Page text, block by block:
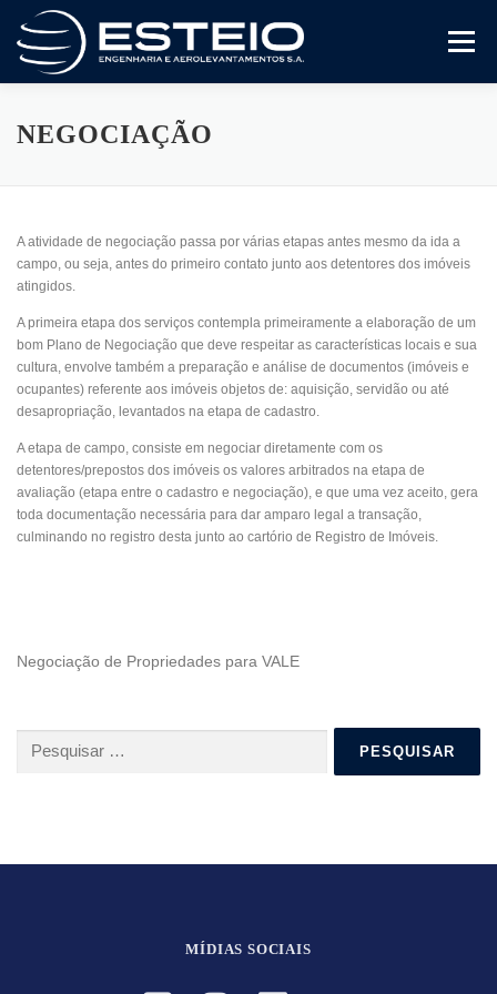
para
conteúdo
Menu
A Empresa Serviços
Fale Conosco
NEGOCIAÇÃO
A atividade de negociação passa por várias etapas antes mesmo da ida a
campo, ou seja, antes do primeiro contato junto aos detentores dos imóveis
atingidos.
A primeira etapa dos serviços contempla primeiramente a elaboração de um
bom Plano de Negociação que deve respeitar as características locais e sua
cultura, envolve também a preparação e análise de documentos (imóveis e
ocupantes) referente aos imóveis objetos de: aquisição, servidão ou até
desapropriação, levantados na etapa de cadastro.
A etapa de campo, consiste em negociar diretamente com os
detentores/prepostos dos imóveis os valores arbitrados na etapa de
avaliação (etapa entre o cadastro e negociação), e que uma vez aceito, gera
toda documentação necessária para dar amparo legal a transação,
culminando no registro desta junto ao cartório de Registro de Imóveis.
Negociação de Propriedades para VALE
por:
MÍDIAS SOCIAIS